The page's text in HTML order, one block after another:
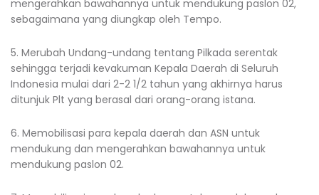
mengerahkan bawahannya untuk mendukung paslon 02,
sebagaimana yang diungkap oleh Tempo.
5. Merubah Undang-undang tentang Pilkada serentak
sehingga terjadi kevakuman Kepala Daerah di Seluruh
Indonesia mulai dari 2-2 1/2 tahun yang akhirnya harus
ditunjuk Plt yang berasal dari orang-orang istana.
6. Memobilisasi para kepala daerah dan ASN untuk
mendukung dan mengerahkan bawahannya untuk
mendukung paslon 02.